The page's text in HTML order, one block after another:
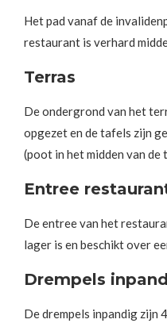
Het pad vanaf de
restaurant is verhard
Terras
De ondergrond van het
opgezet en de tafels zijn
(poot in het midden van de
Entree
De entree van het
lager is en beschikt over
Drempels
De drempels inpandig zijn